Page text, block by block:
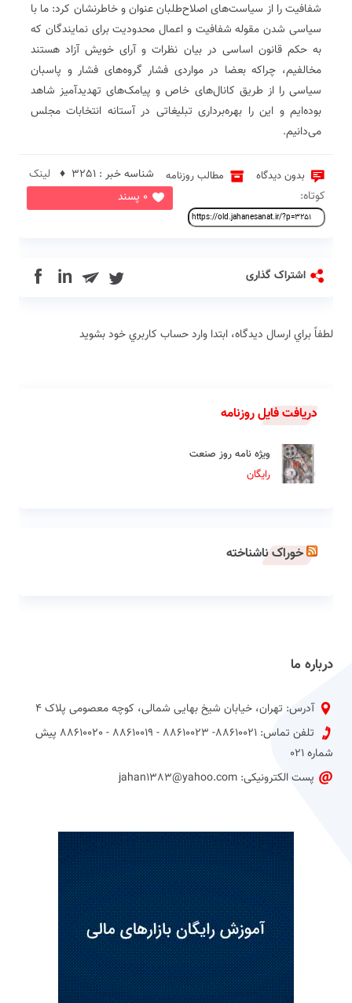
شفافیت را از سیاست‌های اصلاح‌طلبان عنوان و خاطرنشان کرد:‌ ما با
سیاسی شدن مقوله شفافیت و اعمال محدودیت برای نمایندگان که
به حکم قانون اساسی در بیان نظرات و آرای خویش آزاد هستند
مخالفیم، چرا‌که بعضا در مواردی فشار گروه‌های فشار و پاسبان
سیاسی را از طریق کانال‌های خاص و پیامک‌های تهدید‌آمیز شاهد
بوده‌ایم و این را بهره‌برداری تبلیغاتی در آستانه انتخابات مجلس
می‌دانیم.
بدون دیدگاه مطالب روزنامه
0 پسند
شناسه خبر : 3251 ♦
لینک
کوتاه:
اشتراک گذاری in
لطفاً براي ارسال دیدگاه، ابتدا وارد حساب كاربري خود بشويد
دریافت فایل روزنامه
ویژه نامه روز صنعت
رایگان
خوراک ناشناخته
درباره ما
آدرس: تهران، خیابان شیخ بهایی شمالی، کوچه معصومی پلاک 4
تلفن تماس: 88610021- 88610023 - 88610019 - 88610020 پیش
شماره 021
پست الکترونیکی: jahan1383@yahoo.com